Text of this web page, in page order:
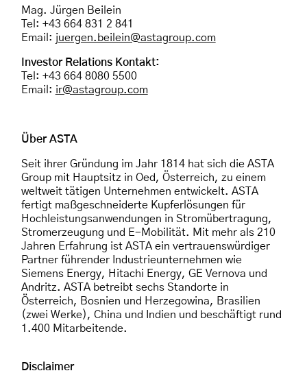
Mag. Jürgen Beilein
Tel: +43 664 831 2 841
Email: juergen.beilein@astagroup.com
Investor Relations Kontakt:
Tel: +43 664 8080 5500
Email: ir@astagroup.com
Über ASTA
Seit ihrer Gründung im Jahr 1814 hat sich die ASTA
Group mit Hauptsitz in Oed, Österreich, zu einem
weltweit tätigen Unternehmen entwickelt. ASTA
fertigt maßgeschneiderte Kupferlösungen für
Hochleistungsanwendungen in Stromübertragung,
Stromerzeugung und E-Mobilität. Mit mehr als 210
Jahren Erfahrung ist ASTA ein vertrauenswürdiger
Partner führender Industrieunternehmen wie
Siemens Energy, Hitachi Energy, GE Vernova und
Andritz. ASTA betreibt sechs Standorte in
Österreich, Bosnien und Herzegowina, Brasilien
(zwei Werke), China und Indien und beschäftigt rund
1.400 Mitarbeitende.
Disclaimer